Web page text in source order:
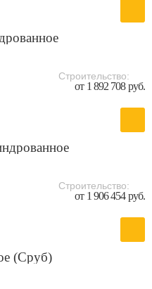
Строительство:
от 1 892 708 руб.
Строительство:
от 1 906 454 руб.
(Сруб)